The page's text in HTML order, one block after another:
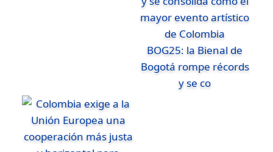
BOG25: la Bienal de
Bogotá rompe récords
y se co